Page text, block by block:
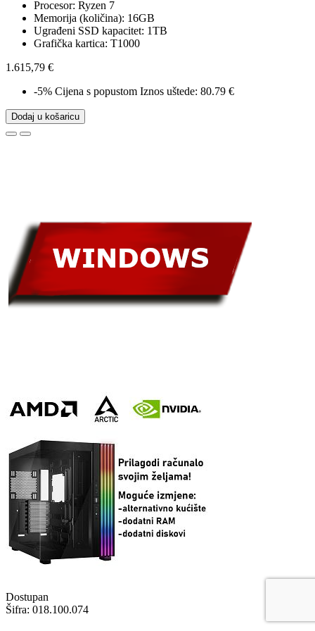
Procesor: Ryzen 7
Memorija (količina): 16GB
Ugrađeni SSD kapacitet: 1TB
Grafička kartica: T1000
1.615,79 €
-5% Cijena s popustom Iznos uštede: 80.79 €
Dodaj u košaricu
Dostupan
Šifra: 018.100.074